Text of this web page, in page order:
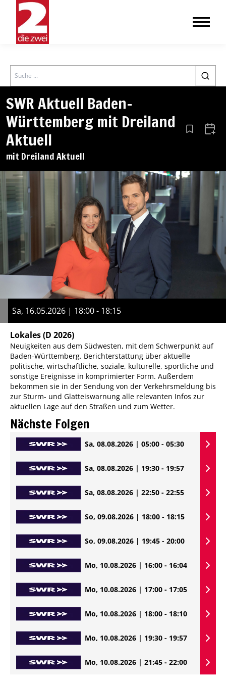
Search
SWR Aktuell Baden-
Württemberg mit Dreiland
Aktuell
mit Dreiland Aktuell
Aus den
Sa, 16.05.2026 | 18:00 - 18:15
Lokales(D 2026)
Neuigkeiten aus dem Südwesten, mit dem Schwerpunkt auf
Baden-Württemberg. Berichterstattung über aktuelle
politische, wirtschaftliche, soziale, kulturelle, sportliche und
sonstige Ereignisse in komprimierter Form. Außerdem
bekommen sie in der Sendung von der Verkehrsmeldung bis
zur Sturm- und Glatteiswarnung alle relevanten Infos zur
aktuellen Lage auf den Straßen und zum Wetter.
Nächste Folgen
Sa, 08.08.2026 | 05:00 - 05:30
Sa, 08.08.2026 | 19:30 - 19:57
Sa, 08.08.2026 | 22:50 - 22:55
So, 09.08.2026 | 18:00 - 18:15
So, 09.08.2026 | 19:45 - 20:00
Mo, 10.08.2026 | 16:00 - 16:04
Mo, 10.08.2026 | 17:00 - 17:05
Mo, 10.08.2026 | 18:00 - 18:10
Mo, 10.08.2026 | 19:30 - 19:57
Mo, 10.08.2026 | 21:45 - 22:00